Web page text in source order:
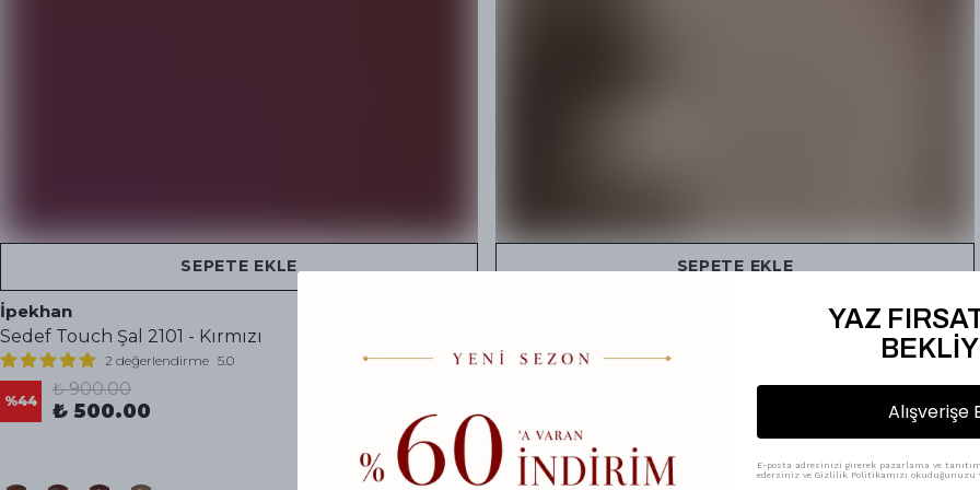
SEPETE EKLE
İpekhan
Sedef Touch Şal 2101 - Kırmızı
2 değerlendirme 5.0
%44
₺ 900.00
₺ 500.00
SEPETE EKLE
2 değerlendirme
YAZ
Alışverişe
E-posta adresinizi girerek pazarlama ve
edersiniz ve Gizlilik Politikamızı okuduğunuzu